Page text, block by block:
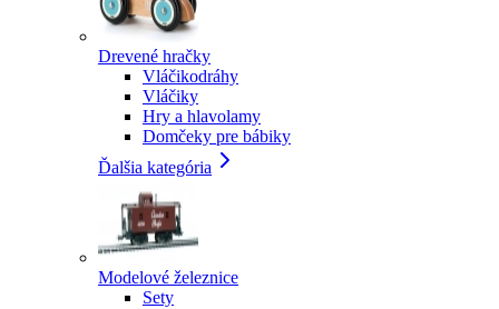
Drevené hračky
Vláčikodráhy
Vláčiky
Hry a hlavolamy
Domčeky pre bábiky
Ďalšia kategória
Modelové železnice
Sety